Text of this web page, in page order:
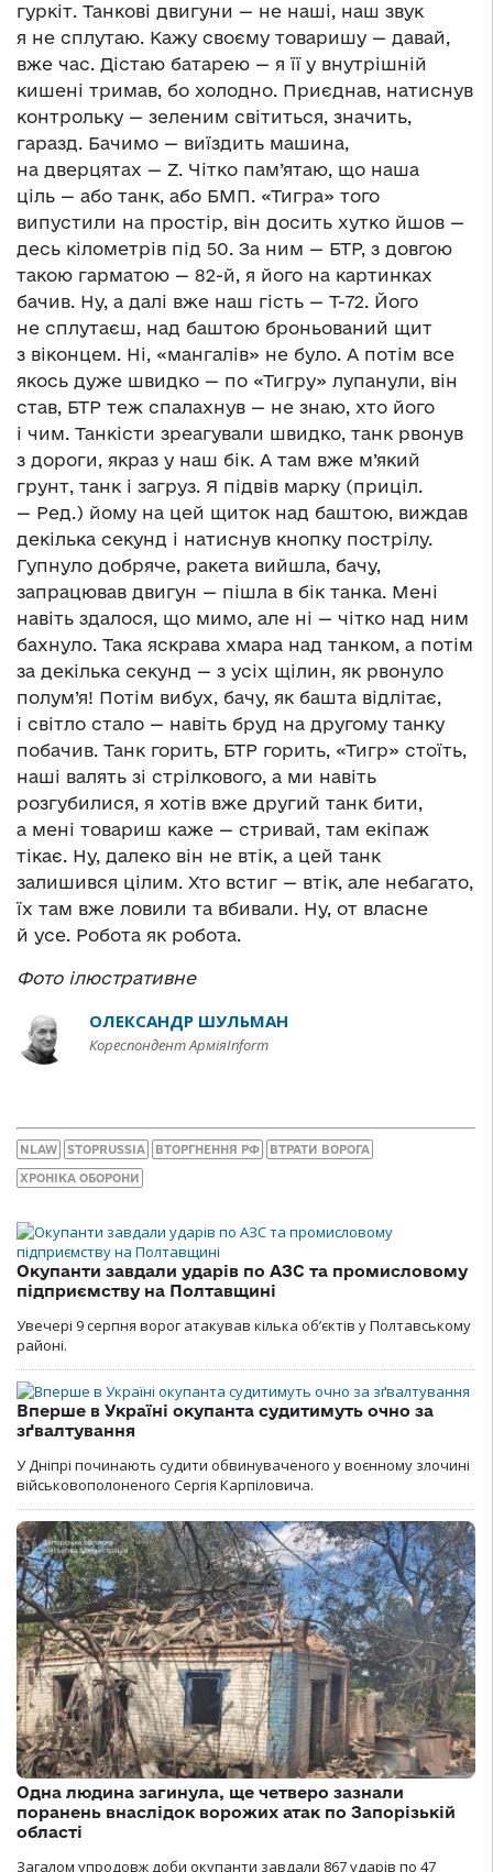
гуркіт. Танкові двигуни — не наші, наш звук
я не сплутаю. Кажу своєму товаришу — давай,
вже час. Дістаю батарею — я її у внутрішній
кишені тримав, бо холодно. Приєднав, натиснув
контрольку — зеленим світиться, значить,
гаразд. Бачимо — виїздить машина,
на дверцятах — Z. Чітко пам’ятаю, що наша
ціль — або танк, або БМП. «Тигра» того
випустили на простір, він досить хутко йшов —
десь кілометрів під 50. За ним — БТР, з довгою
такою гарматою — 82-й, я його на картинках
бачив. Ну, а далі вже наш гість — Т-72. Його
не сплутаєш, над баштою броньований щит
з віконцем. Ні, «мангалів» не було. А потім все
якось дуже швидко — по «Тигру» лупанули, він
став, БТР теж спалахнув — не знаю, хто його
і чим. Танкісти зреагували швидко, танк рвонув
з дороги, якраз у наш бік. А там вже м’який
грунт, танк і загруз. Я підвів марку (приціл.
— Ред.) йому на цей щиток над баштою, виждав
декілька секунд і натиснув кнопку пострілу.
Гупнуло добряче, ракета вийшла, бачу,
запрацював двигун — пішла в бік танка. Мені
навіть здалося, що мимо, але ні — чітко над ним
бахнуло. Така яскрава хмара над танком, а потім
за декілька секунд — з усіх щілин, як рвонуло
полум’я! Потім вибух, бачу, як башта відлітає,
і світло стало — навіть бруд на другому танку
побачив. Танк горить, БТР горить, «Тигр» стоїть,
наші валять зі стрілкового, а ми навіть
розгубилися, я хотів вже другий танк бити,
а мені товариш каже — стривай, там екіпаж
тікає. Ну, далеко він не втік, а цей танк
залишився цілим. Хто встиг — втік, але небагато,
їх там вже ловили та вбивали. Ну, от власне
й усе. Робота як робота.
Фото ілюстративне
ОЛЕКСАНДР ШУЛЬМАН
Кореспондент АрміяInform
NLAW STOPRUSSIA ВТОРГНЕННЯ РФ ВТРАТИ ВОРОГА
ХРОНІКА ОБОРОНИ
Окупанти завдали ударів по АЗС та промисловому
підприємству на Полтавщині
Увечері 9 серпня ворог атакував кілька обʼєктів у Полтавському
районі.
Вперше в Україні окупанта судитимуть очно за
зґвалтування
У Дніпрі починають судити обвинуваченого у воєнному злочині
військовополоненого Сергія Карпіловича.
Одна людина загинула, ще четверо зазнали
поранень внаслідок ворожих атак по Запорізькій
області
Загалом упродовж доби окупанти завдали 867 ударів по 47